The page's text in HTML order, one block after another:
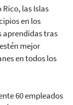
las Islas
en los
aprendidas tras
mejor
en todos los
60 empleados